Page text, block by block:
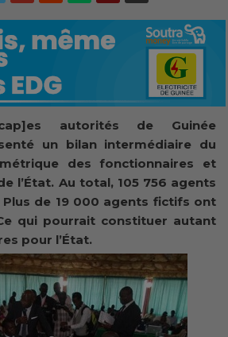
autorités de Guinée
un bilan intermédiaire du
des fonctionnaires et
l’État. Au total, 105 756 agents
de 19 000 agents fictifs ont
qui pourrait constituer autant
pour l’État.